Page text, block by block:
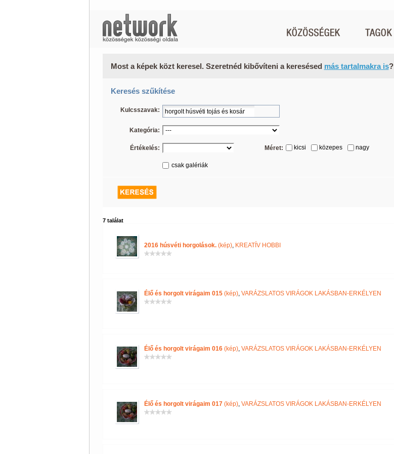
Most a képek közt keresel. Szeretnéd kibővíteni a keresésed más tartalmakra is?
Keresés szűkítése
Kulcsszavak:
Kategória:
Értékelés: Méret: kicsi közepes nagy
csak galériák
7 találat
2016 húsvéti horgolások.(kép), KREATÍV HOBBI
Élő és horgolt virágaim 015(kép), VARÁZSLATOS VIRÁGOK LAKÁSBAN-ERKÉLYEN
Élő és horgolt virágaim 016(kép), VARÁZSLATOS VIRÁGOK LAKÁSBAN-ERKÉLYEN
Élő és horgolt virágaim 017(kép), VARÁZSLATOS VIRÁGOK LAKÁSBAN-ERKÉLYEN